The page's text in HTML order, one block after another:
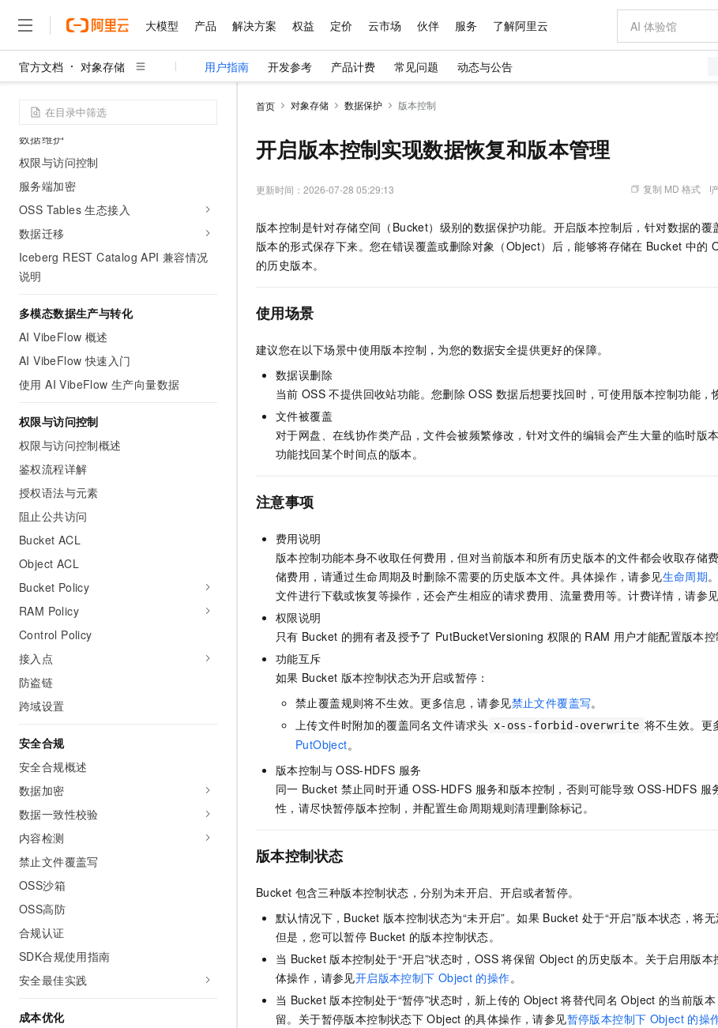
大模型 产品 解决方案 权益 定价 云市场 伙伴 服务 了解阿里云
官方文档 对象存储 用户指南 开发参考 产品计费 常见问题 动态与公告
和检索向量数据
OSS Vectors 最佳实践
OSS Tables
数据维护
权限与访问控制
服务端加密
OSS Tables 生态接入
数据迁移
Iceberg REST Catalog API 兼容情况
说明
多模态数据生产与转化
AI VibeFlow 概述
AI VibeFlow 快速入门
使用 AI VibeFlow 生产向量数据
权限与访问控制
权限与访问控制概述
鉴权流程详解
授权语法与元素
阻止公共访问
Bucket ACL
Object ACL
Bucket Policy
RAM Policy
Control Policy
接入点
防盗链
跨域设置
安全合规
安全合规概述
数据加密
数据一致性校验
内容检测
禁止文件覆盖写
OSS沙箱
OSS高防
合规认证
SDK合规使用指南
安全最佳实践
成本优化
首页 对象存储 数据保护 版本控制
开启版本控制实现数据恢复和版本管理
更新时间： 2026-07-28 05:29:13 复制 MD 格式
版本控制是针对存储空间（Bucket）级别的数据保护功能。开启版本控制后，针对数据的覆
版本的形式保存下来。您在错误覆盖或删除对象（Object）后，能够将存储在 Bucket 中的
的历史版本。
使用场景
建议您在以下场景中使用版本控制，为您的数据安全提供更好的保障。
数据误删除
当前 OSS 不提供回收站功能。您删除 OSS 数据后想要找回时，可使用版本控制功能，
文件被覆盖
对于网盘、在线协作类产品，文件会被频繁修改，针对文件的编辑会产生大量的临时版
功能找回某个时间点的版本。
注意事项
费用说明
版本控制功能本身不收取任何费用，但对当前版本和所有历史版本的文件都会收取存储
储费用，请通过生命周期及时删除不需要的历史版本文件。具体操作，请参见生命周期
文件进行下载或恢复等操作，还会产生相应的请求费用、流量费用等。计费详情，请参见
权限说明
只有 Bucket 的拥有者及授予了 PutBucketVersioning 权限的 RAM 用户才能配置版本控
功能互斥
如果 Bucket 版本控制状态为开启或暂停：
禁止覆盖规则将不生效。更多信息，请参见禁止文件覆盖写。
上传文件时附加的覆盖同名文件请求头 x-oss-forbid-overwrite 将不生效。更
PutObject。
版本控制与 OSS-HDFS 服务
同一 Bucket 禁止同时开通 OSS-HDFS 服务和版本控制，否则可能导致 OSS-HDFS 服
性，请尽快暂停版本控制，并配置生命周期规则清理删除标记。
版本控制状态
Bucket 包含三种版本控制状态，分别为未开启、开启或者暂停。
默认情况下，Bucket 版本控制状态为“未开启”。如果 Bucket 处于“开启”版本状态，将无
但是，您可以暂停 Bucket 的版本控制状态。
当 Bucket 版本控制处于“开启”状态时，OSS 将保留 Object 的历史版本。关于启用版本
体操作，请参见开启版本控制下 Object 的操作。
当 Bucket 版本控制处于“暂停”状态时，新上传的 Object 将替代同名 Object 的当前版
留。关于暂停版本控制状态下 Object 的具体操作，请参见暂停版本控制下 Object 的操
大模型
千问AI平台
Qwen3.8-Max HOT
智能体时代全能旗舰模型
能看、能想、能动手的多模态智能体模型
Qwen3-VL-Plus
视觉 Coding、空间感知、多模态思考等全面升级
Kimi-K3 NEW
GLM-5.2
1M上下文，专为长程任务能力而生
大模型服务
千问AI平台-Token Plan NEW
千问AI平台-模型体验
Happy 系列大模型
新一代 AI 视频生成模型，深度适配广告营销等场景
人工智能平台 PAI
AI Native 的算法工程平台，一站式完成建模、训练、推理服务部署
秒悟
云端极速 AI 应用
大模型解决方案
快速部署 Dify，高效搭建 AI 应用
依托云原生高可用架构,实现Dify私有化部署
10 分钟在聊天系统中增加一个 AI 助手
在企业官网、通讯软件中为客户提供 AI 客服
即刻拥有 DeepSeek-R1 满血版
多种方案随心选，轻松解锁专属 DeepSeek
超强辅助，
产品
精选产品
人工智能与机器学习
计算
容器
存储
网络与CDN
数据库
大数据计算
媒体服务
企业服务与云通信
域名与网站
终端用户计算
Serverless
开发工具
迁移与运维管理
精选产品
大模型服务与应用平台
多元化、高性能、安全可靠的大模型服务
无影云电脑
随时随地安全接入的云上超级电脑
云解析DNS
云原生大数据计算服务 MaxCompute
提供智能易用的域名与建站服务
人工智能平台 PAI 大模型
一站式AI开发、训练和推理服务
Qoder
面向真实软件的
解决方案
精选解决方案
AI
互联网应用开发
大数据
现代化应用
安全
网络
上云与迁云
企业出海
政企业务
精选解决方案
企业级Agent产品，直接交付可用成果
HappyHorse 打造一站式影视创作平台
快速拥有专属 OpenClaw
上传文档即自动完成翻译和格式还原
Hermes Agent，打造自进化智能体
自主进化，持久记忆，越用越聪明
轻松解锁专属
5 分钟轻松部署
权益 普惠上云
云服务器38元/年起，超值低价云产品抢先购
推荐新用户得奖励，单订单最高返9万
云工开物
高校专属算力普惠，学生认证享300元代金券
解决方案免费试用 新老同享
AI 产品 免费试用
1亿+ 大模型 tokens 和 30+ 款产品免费体验
140+云产品 免费试用
产品新客免费试用，最长12个月
大模型ACA认证体验
AI 特惠
至高享 1亿+免费 tokens，加速 Al 应用落地
Token Plan 模型订阅计划 NEW
Qwen3.8-Max 首发尝鲜，限时加量 10 倍，夜间低至2折
AI 场景体验
从图文生成到视
AI 广告创作
图文、视频一站
自动承接线索、
定价 产品定价
了解云产品的定价详情
云上成本管理
管理和优化成本
价格计算器
价格优势
配置报价器
云市场 精选商城
多端小程序
观测云
Tuya 物联网平台阿里云版
电子合同
畅捷通
Tableau 订阅
生态解决方案
开发者生态解决方案
AI 开发和 AI 应用解决方案
数据与 API
手机三要素
OCR 文字识别
ERP
CRM
基础软件
JAVA
定制小程序
APP 开发
伙伴 成为销售伙伴
咨询伙伴
销售伙伴合作计划
无影生态合作计划
Salesforce On Alibaba Cloud
Consulting Partner 合作计划
成为产品伙伴
产品生态伙伴
产品伙伴合
云网络合作计划
服务 售前咨询
售后服务
自助服务
在线服务
工单服务
企业增值服务
专家技术服务
企业成长
服务实践
阿里云认证
信息公告
了解阿里云 为什么选择阿里云
技术领先
分析师报告
研究报告与白皮书
天池大赛
AI 算法大赛
云开发大赛
入门学习赛
最佳实践
云上奥运之旅
看见新力量
市场活动
魔搭
科研合作